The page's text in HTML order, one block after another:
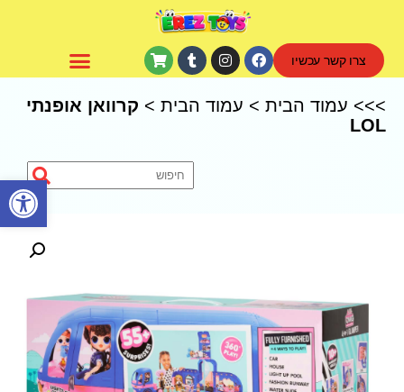
פתח סרגל נגישות
צרו קשר עכשיו
>>> עמוד הבית > עמוד הבית > קרוואן אופנתי
LOL